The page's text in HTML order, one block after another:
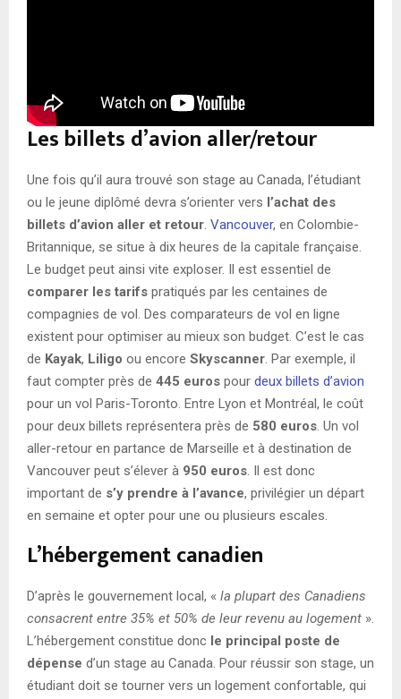
Les billets d’avion aller/retour
Une fois qu’il aura trouvé son stage au Canada, l’étudiant
ou le jeune diplômé devra s’orienter vers l’achat des
billets d’avion aller et retour. Vancouver, en Colombie-
Britannique, se situe à dix heures de la capitale française.
Le budget peut ainsi vite exploser. Il est essentiel de
comparer les tarifs pratiqués par les centaines de
compagnies de vol. Des comparateurs de vol en ligne
existent pour optimiser au mieux son budget. C’est le cas
de Kayak, Liligo ou encore Skyscanner. Par exemple, il
faut compter près de 445 euros pour deux billets d’avion
pour un vol Paris-Toronto. Entre Lyon et Montréal, le coût
pour deux billets représentera près de 580 euros. Un vol
aller-retour en partance de Marseille et à destination de
Vancouver peut s’élever à 950 euros. Il est donc
important de s’y prendre à l’avance, privilégier un départ
en semaine et opter pour une ou plusieurs escales.
L’hébergement canadien
D’après le gouvernement local, « la plupart des Canadiens
consacrent entre 35% et 50% de leur revenu au logement ».
L’hébergement constitue donc le principal poste de
dépense d’un stage au Canada. Pour réussir son stage, un
étudiant doit se tourner vers un logement confortable, qui